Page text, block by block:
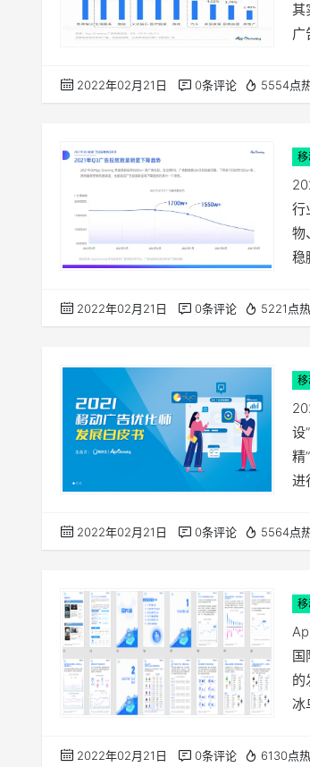
其
广
行
务
2022年02月21日 0条评论 5554点
行
物
稳
方
化
2022年02月21日 0条评论 5221点
设
精
进
优
进
2022年02月21日 0条评论 5564点
国
的
冰
买
2022年02月21日 0条评论 6130点